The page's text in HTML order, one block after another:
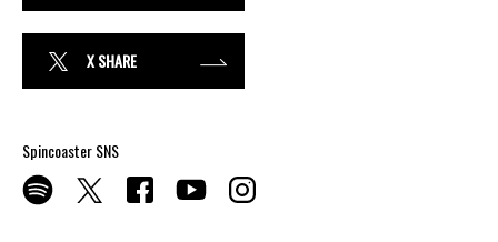
X SHARE
Spincoaster SNS